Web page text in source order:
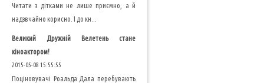
Читати з дітками не лише приємно, а й
надзвчайно корисно. І до кн...
Великий Дружній Велетень стане
кіноактором!
2015-05-08 15:55:55
Поціновувачі Роальда Дала перебувають